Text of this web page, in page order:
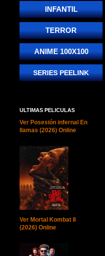
INFANTIL
TERROR
ANIME 100X100
SERIES PEELINK
ULTIMAS PELICULAS
Ver Posesión infernal En
llamas (2026) Online
Ver Mortal Kombat II
(2026) Online